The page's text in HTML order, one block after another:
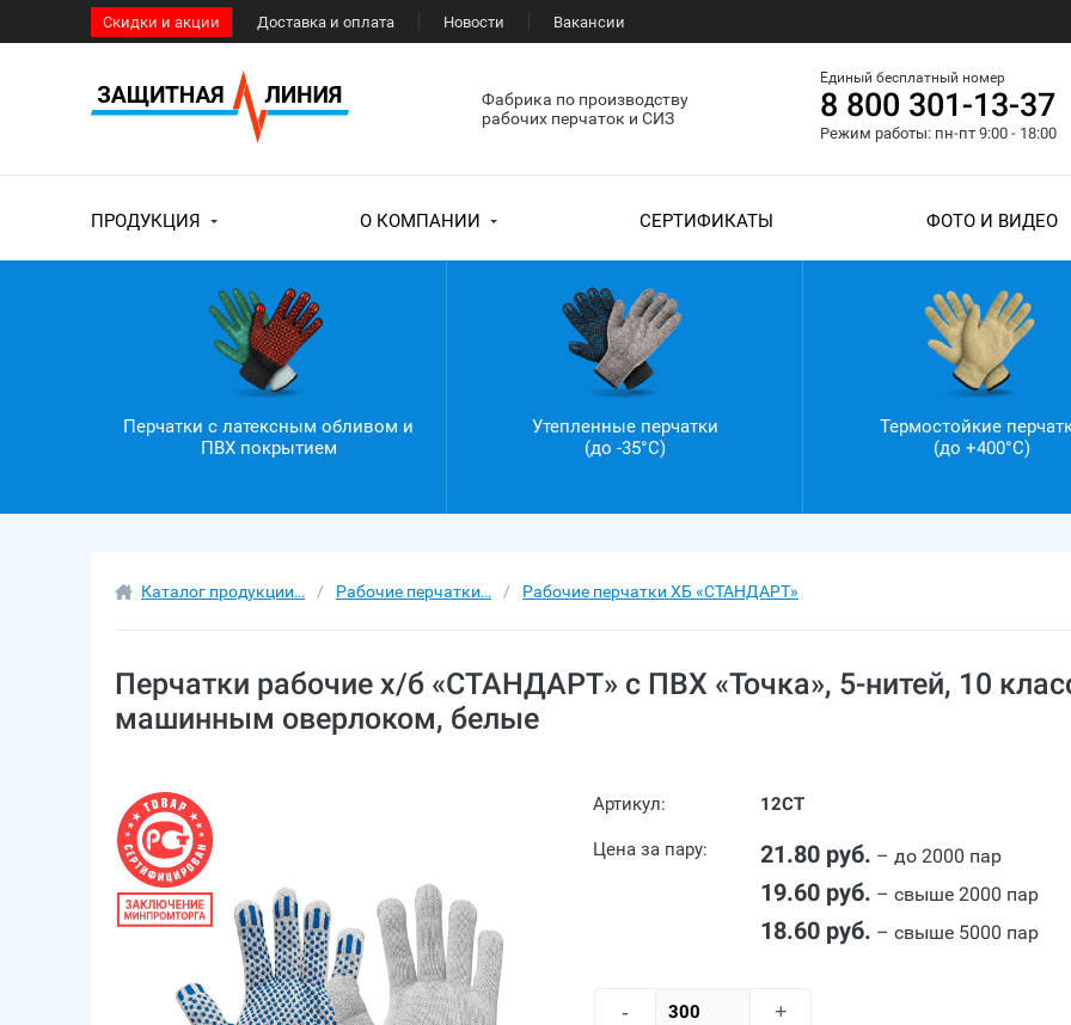
Скидки и акции Доставка и оплата Новости Вакансии
Фабрика по производству
рабочих перчаток и СИЗ
Единый бесплатный номер
8 800 301-13-37
Режим работы: пн-пт 9:00 - 18:00
ПРОДУКЦИЯ О КОМПАНИИ СЕРТИФИКАТЫ ФОТО И ВИДЕО
Перчатки с латексным обливом и
ПВХ покрытием
Утепленные перчатки
(до -35°С)
Термостойкие
(до +400°С)
Каталог продукции… Рабочие перчатки… Рабочие перчатки ХБ «СТАНДАРТ»
Перчатки рабочие х/б «СТАНДАРТ» c ПВХ «Точка», 5-нитей, 10
машинным оверлоком, белые
Артикул: 12СТ
Цена за пару: 21.80 руб. – до 2000 пар
19.60 руб. – свыше 2000 пар
18.60 руб. – свыше 5000 пар
- +